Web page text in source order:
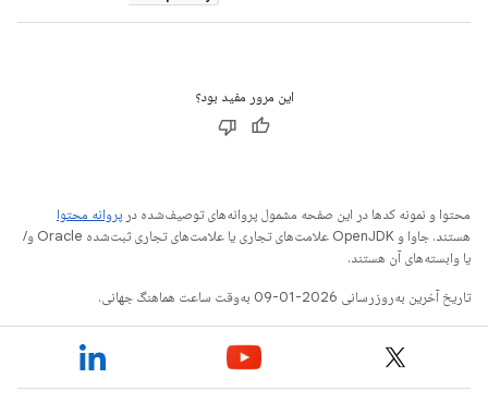
این مرور مفید بود؟
محتوا و نمونه کدها در این صفحه مشمول پروانه‌های توصیف‌شده در پروانه محتوا
هستند. جاوا و OpenJDK علامت‌های تجاری یا علامت‌های تجاری ثبت‌شده Oracle و/
یا وابسته‌های آن هستند.
تاریخ آخرین به‌روزرسانی 2026-01-09 به‌وقت ساعت هماهنگ جهانی.